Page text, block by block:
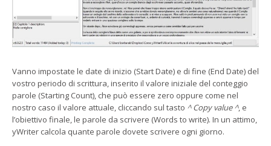
Vanno impostate le date di inizio (Start Date) e di fine (End Date) del
vostro periodo di scrittura, inserito il valore iniziale del conteggio
parole (Starting Count), che può essere zero oppure come nel
nostro caso il valore attuale, cliccando sul tasto ^ Copy value ^, e
l’obiettivo finale, le parole da scrivere (Words to write). In un attimo,
yWriter calcola quante parole dovete scrivere ogni giorno.